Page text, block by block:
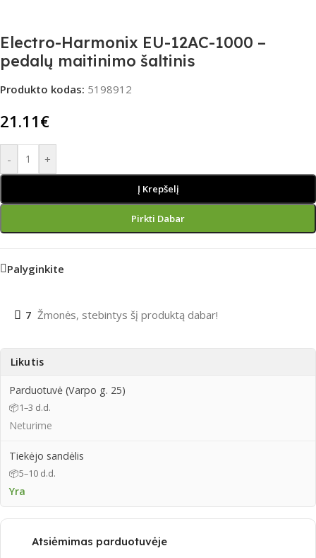
Electro-Harmonix EU-12AC-1000 –
pedalų maitinimo šaltinis
Produkto kodas: 5198912
21.11€
- +
Į Krepšelį
Pirkti Dabar
Palyginkite
7 Žmonės, stebintys šį produktą dabar!
Likutis
Parduotuvė (Varpo g. 25)
📦1–3 d.d.
Neturime
Tiekėjo sandėlis
📦5–10 d.d.
Yra
Atsiėmimas parduotuvėje